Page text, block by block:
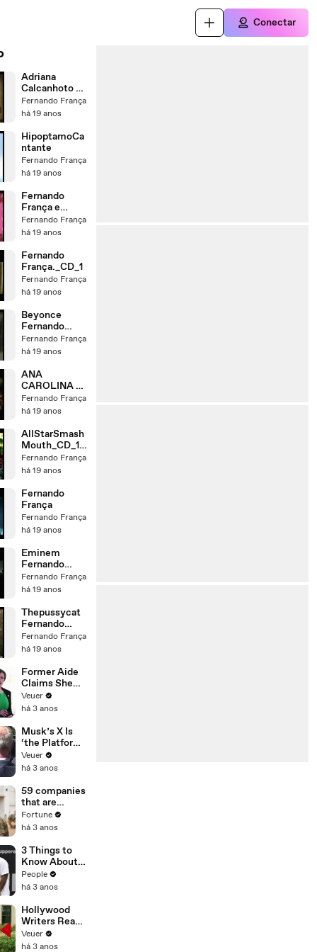
Conectar
Adriana
Calcanhoto -
Fernando
França
Fernando França
há 19 anos
HipoptamoCa
ntante
Fernando França
há 19 anos
Fernando
França e
Beyonce
Fernando França
há 19 anos
Fernando
França._CD_1
Fernando França
há 19 anos
Beyonce
Fernando
França
Fernando França
há 19 anos
ANA
CAROLINA E
SEU JORGE
Fernando França
há 19 anos
AllStarSmash
Mouth_CD_1F
ernando
França
Fernando França
há 19 anos
Fernando
França
Fernando França
há 19 anos
Eminem
Fernando
França
Fernando França
há 19 anos
Thepussycat
Fernando
França
Fernando França
há 19 anos
Former Aide
Claims She
Was Asked to
Make a ‘Hit
Trump
Veuer
há 3 anos
Musk’s X Is
‘the Platform
With the
Largest Ratio
Misinformatio
n or
Disinformatio
n’ Amongst
All Social
Media
Platforms
Veuer
há 3 anos
59 companies
that are
changing the
world: From
Chobani
Fortune
há 3 anos
3 Things to
Know About
Coco Gauff's
Parents
People
há 3 anos
Hollywood
Writers Reach
‘Tentative
Agreement’
Veuer
há 3 anos